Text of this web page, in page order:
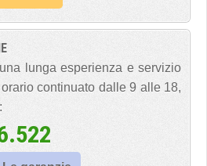
lunga esperienza e servizio
continuato dalle 9 alle 18,